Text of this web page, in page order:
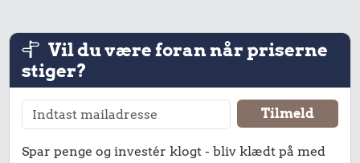
Vil du være foran når priserne
stiger?
Spar penge og investér klogt - bliv klædt på med